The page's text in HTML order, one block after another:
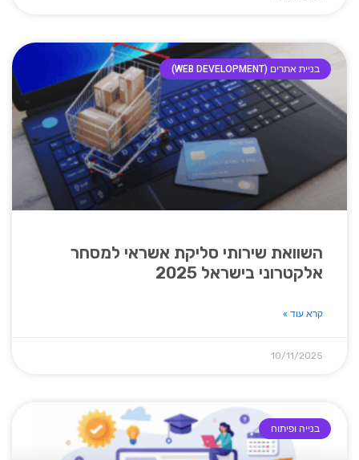
בניית אתרים (WEB DEVELOPMENT)
השוואת שירותי סליקת אשראי למסחר
אלקטרוני בישראל 2025
קרא עוד »
10/11/2025
בנייה ופיתוח